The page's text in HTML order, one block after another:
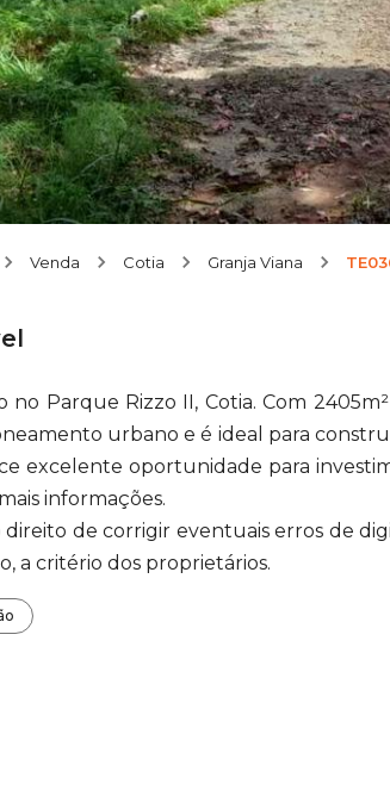
Venda Cotia Granja Viana
no Parque Rizzo II, Cotia. Com
urbano e é ideal para
excelente oportunidade para
informações.
direito de corrigir eventuais erros de
a critério dos proprietários.